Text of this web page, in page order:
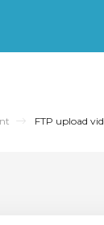
FTP upload